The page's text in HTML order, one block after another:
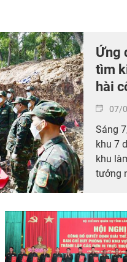
Ứng
tìm
hài
07/
Sáng
khu 7
khu
tưởng
cốt liệt
Hưng,